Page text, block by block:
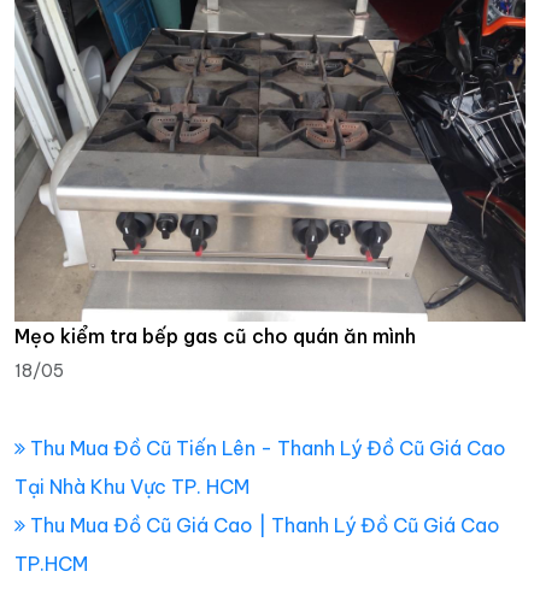
Mẹo kiểm tra bếp gas cũ cho quán ăn mình
18/05
Thu Mua Đồ Cũ Tiến Lên - Thanh Lý Đồ Cũ Giá Cao
Tại Nhà Khu Vực TP. HCM
Thu Mua Đồ Cũ Giá Cao | Thanh Lý Đồ Cũ Giá Cao
TP.HCM